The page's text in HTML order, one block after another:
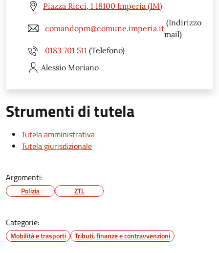
Piazza Ricci, 1 18100 Imperia (IM)
comandopm@comune.imperia.it
(Indirizzo
mail)
0183 701 511 (Telefono)
Alessio Moriano
Strumenti di tutela
Tutela amministrativa
Tutela giurisdizionale
Argomenti:
Polizia ZTL
Categorie:
Mobilità e trasporti Tributi, finanze e contravvenzioni